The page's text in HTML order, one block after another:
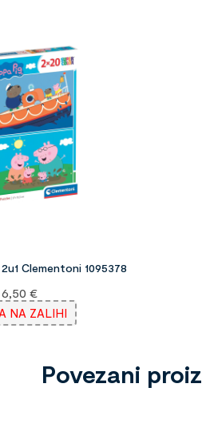
Clementoni 1095378
6,50 €
NA ZALIHI
Povezani